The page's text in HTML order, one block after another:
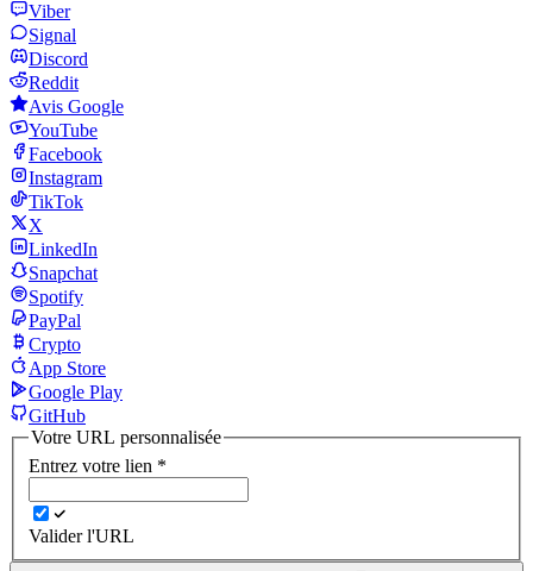
Viber
Signal
Discord
Reddit
Avis Google
YouTube
Facebook
Instagram
TikTok
X
LinkedIn
Snapchat
Spotify
PayPal
Crypto
App Store
Google Play
GitHub
Votre URL personnalisée
Entrez votre lien *
Valider l'URL